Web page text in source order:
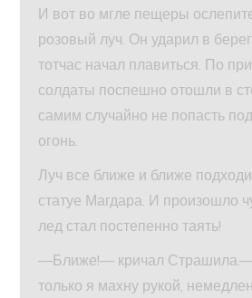
И вот во мгле пещеры
розовый луч. Он ударил в
тотчас начал плавиться. По
солдаты поспешно отошли в
самим случайно не попасть
огонь.
Луч все ближе и ближе
статуе Магдара. И произошло
лед стал постепенно таять!
—Ближе!— кричал
только я махну рукой,